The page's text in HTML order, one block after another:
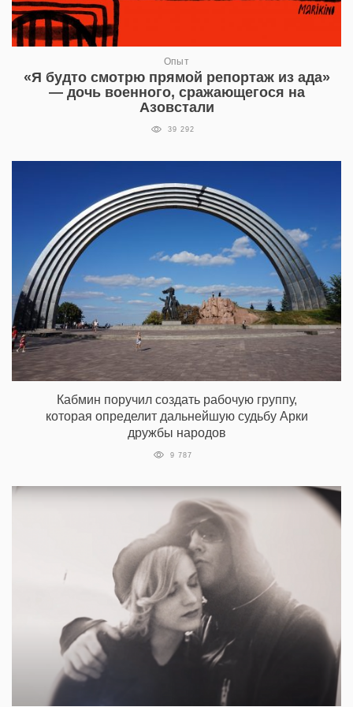
Опыт
«Я будто смотрю прямой репортаж из ада»
— дочь военного, сражающегося на
Азовстали
39 292
Кабмин поручил создать рабочую группу,
которая определит дальнейшую судьбу Арки
дружбы народов
9 787